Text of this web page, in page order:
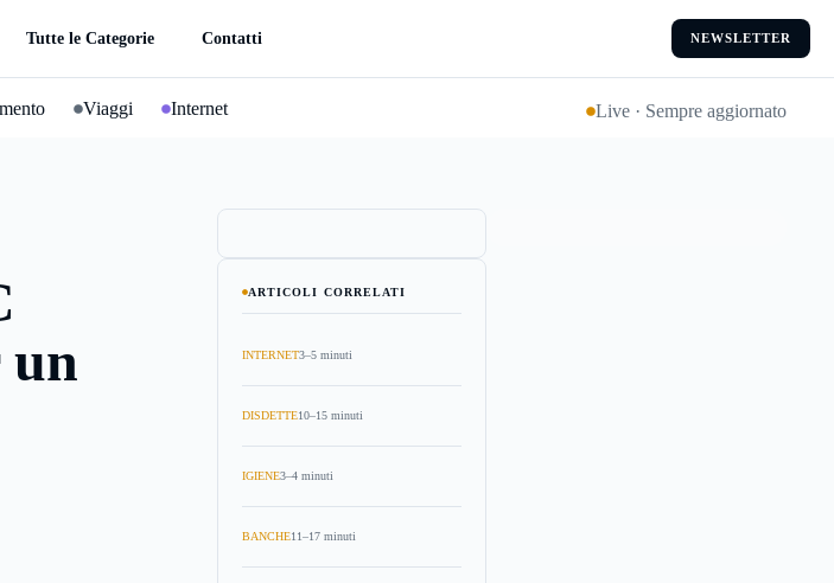
Tutte le Categorie Contatti NEWSLETTER
Viaggi Internet Live · Sempre aggiornato
un
ARTICOLI CORRELATI
INTERNET3–5 minuti
DISDETTE10–15 minuti
IGIENE3–4 minuti
BANCHE11–17 minuti